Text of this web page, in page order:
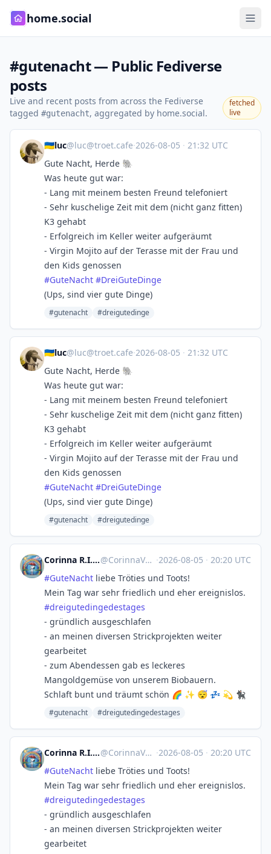
home.social
#gutenacht — Public Fediverse
posts
Live and recent posts from across the Fediverse
tagged #gutenacht, aggregated by home.social.
fetched
live
🇺🇦luc@luc@troet.cafe·2026-08-05 · 21:32 UTC
Gute Nacht, Herde 🐘
Was heute gut war:
- Lang mit meinem besten Freund telefoniert
- Sehr kuschelige Zeit mit dem (nicht ganz fitten)
K3 gehabt
- Erfolgreich im Keller weiter aufgeräumt
- Virgin Mojito auf der Terasse mit der Frau und
den Kids genossen
#GuteNacht #DreiGuteDinge
(Ups, sind vier gute Dinge)
#gutenacht #dreigutedinge
🇺🇦luc@luc@troet.cafe·2026-08-05 · 21:32 UTC
Gute Nacht, Herde 🐘
Was heute gut war:
- Lang mit meinem besten Freund telefoniert
- Sehr kuschelige Zeit mit dem (nicht ganz fitten)
K3 gehabt
- Erfolgreich im Keller weiter aufgeräumt
- Virgin Mojito auf der Terasse mit der Frau und
den Kids genossen
#GuteNacht #DreiGuteDinge
(Ups, sind vier gute Dinge)
#gutenacht #dreigutedinge
Corinna R.I.P. Natenom :nona:@CorinnaVahrenk1@troet.cafe ·2026-08-05 · 20:20 UTC
#GuteNacht liebe Tröties und Toots!
Mein Tag war sehr friedlich und eher ereignislos.
#dreigutedingedestages
- gründlich ausgeschlafen
- an meinen diversen Strickprojekten weiter
gearbeitet
- zum Abendessen gab es leckeres
Mangoldgemüse von unserem Biobauern.
Schlaft bunt und träumt schön 🌈 ✨ 😴 💤 💫 🐈‍⬛
#gutenacht #dreigutedingedestages
Corinna R.I.P. Natenom :nona:@CorinnaVahrenk1@troet.cafe ·2026-08-05 · 20:20 UTC
#GuteNacht liebe Tröties und Toots!
Mein Tag war sehr friedlich und eher ereignislos.
#dreigutedingedestages
- gründlich ausgeschlafen
- an meinen diversen Strickprojekten weiter
gearbeitet